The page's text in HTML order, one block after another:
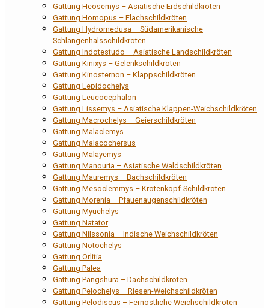
Gattung Heosemys – Asiatische Erdschildkröten
Gattung Homopus – Flachschildkröten
Gattung Hydromedusa – Südamerikanische
Schlangenhalsschildkröten
Gattung Indotestudo – Asiatische Landschildkröten
Gattung Kinixys – Gelenkschildkröten
Gattung Kinosternon – Klappschildkröten
Gattung Lepidochelys
Gattung Leucocephalon
Gattung Lissemys – Asiatische Klappen-Weichschildkröten
Gattung Macrochelys – Geierschildkröten
Gattung Malaclemys
Gattung Malacochersus
Gattung Malayemys
Gattung Manouria – Asiatische Waldschildkröten
Gattung Mauremys – Bachschildkröten
Gattung Mesoclemmys – Krötenkopf-Schildkröten
Gattung Morenia – Pfauenaugenschildkröten
Gattung Myuchelys
Gattung Natator
Gattung Nilssonia – Indische Weichschildkröten
Gattung Notochelys
Gattung Orlitia
Gattung Palea
Gattung Pangshura – Dachschildkröten
Gattung Pelochelys – Riesen-Weichschildkröten
Gattung Pelodiscus – Fernöstliche Weichschildkröten